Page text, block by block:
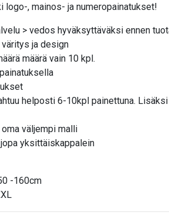
logo-, mainos- ja numeropainatukset!
> vedos hyväksyttäväksi ennen
ja design
määrä vain 10 kpl.
helposti 6-10kpl painettuna.
väljempi malli
yksittäiskappalein
-160cm